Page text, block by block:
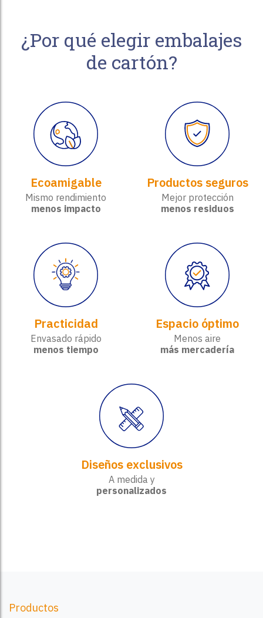
¿Por qué elegir embalajes
de cartón?
Ecoamigable
Mismo rendimiento
menos impacto
Productos seguros
Mejor protección
menos residuos
Practicidad
Envasado rápido
menos tiempo
Espacio óptimo
Menos aire
más mercadería
Diseños exclusivos
A medida y
personalizados
Productos